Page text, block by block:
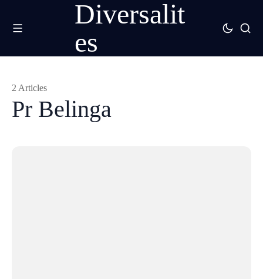
Diversalit
es
Pr Belinga
2 Articles